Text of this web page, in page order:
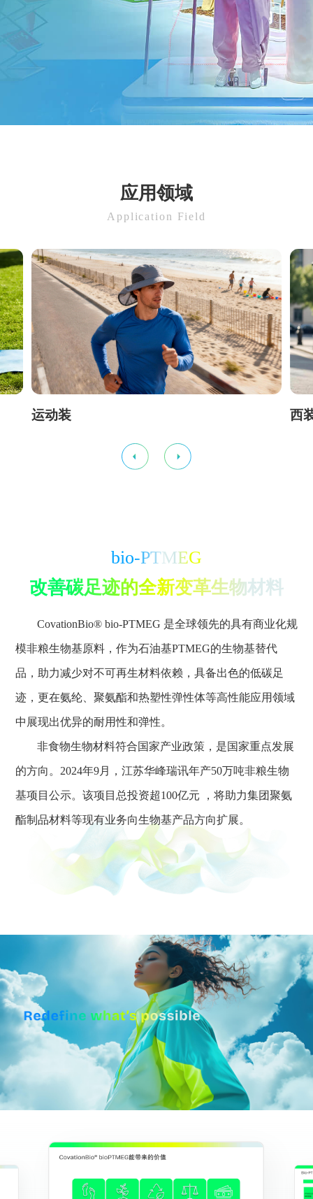
应用领域
Application Field
运动装 西
bio-PTMEG
改善碳足迹的全新变革生物材料
CovationBio® bio-PTMEG 是全球领先的具有商业化规
模非粮生物基原料，作为石油基PTMEG的生物基替代
品，助力减少对不可再生材料依赖，具备出色的低碳足
迹，更在氨纶、聚氨酯和热塑性弹性体等高性能应用领域
中展现出优异的耐用性和弹性。
非食物生物材料符合国家产业政策，是国家重点发展
的方向。2024年9月，江苏华峰瑞讯年产50万吨非粮生物
基项目公示。该项目总投资超100亿元 ，将助力集团聚氨
酯制品材料等现有业务向生物基产品方向扩展。